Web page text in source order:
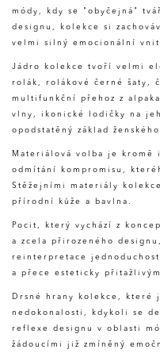
módy, kdy se "obyčejná"
designu, kolekce si
velmi silný emocionální
Jádro kolekce tvoří velmi
rolák, rolákové černé šaty,
multifunkční přehoz z
vlny, ikonické lodičky na
opodstatěný základ
Materiálová volba je kromě
odmítání kompromisu,
Stěžejními materiály
přírodní kůže a bavlna.
Pocit, který vychází z
a zcela přirozeného
reinterpretace
a přece esteticky přitažlivým
Drsné hrany kolekce, které
nedokonalosti, kdykoli se
reflexe designu v oblasti
žádoucími již zmíněný